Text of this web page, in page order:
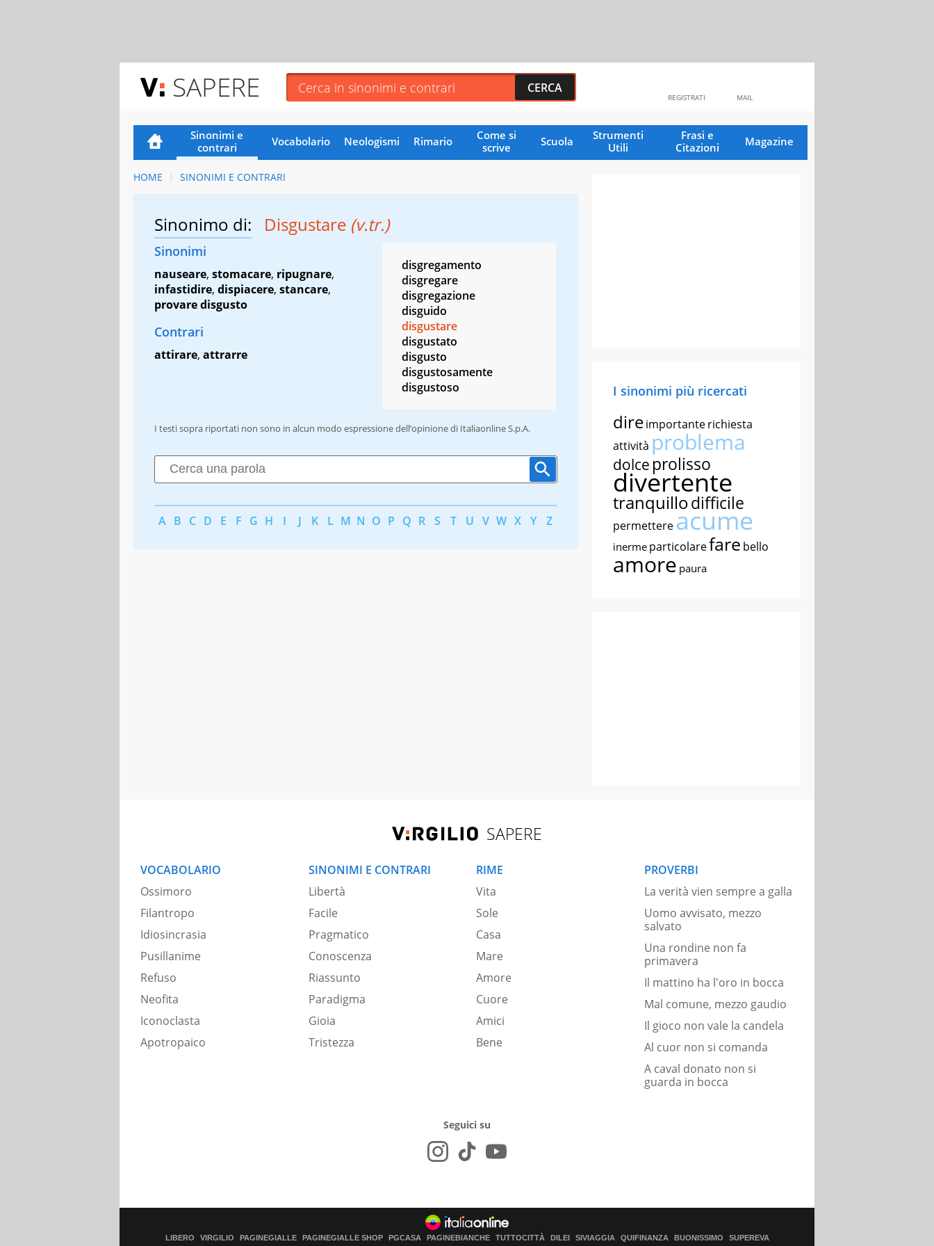
SAPERE MAIL
REGISTRATI
Sinonimi e
contrari
Vocabolario Neologismi Rimario
Come si
scrive
Scuola
Strumenti
Utili
Frasi e
Citazioni
Magazine
HOME SINONIMI E CONTRARI
Sinonimo di: Disgustare (v.tr.)
Sinonimi
nauseare, stomacare, ripugnare,
infastidire, dispiacere, stancare,
provare disgusto
Contrari
attirare, attrarre
disgregamento
disgregare
disgregazione
disguido
disgustare
disgustato
disgusto
disgustosamente
disgustoso
I testi sopra riportati non sono in alcun modo espressione dell’opinione di Italiaonline S.p.A.
A B C D E F G H I J K L M N O P Q R S T U V W X Y Z
I sinonimi più ricercati
direimportanterichiesta
attività problema
dolce prolisso
divertente
tranquillodifficile
permettereacume
inerme particolarefare bello
amore paura
SAPERE
VOCABOLARIO
Ossimoro
Filantropo
Idiosincrasia
Pusillanime
Refuso
Neofita
Iconoclasta
Apotropaico
SINONIMI E CONTRARI
Libertà
Facile
Pragmatico
Conoscenza
Riassunto
Paradigma
Gioia
Tristezza
RIME
Vita
Sole
Casa
Mare
Amore
Cuore
Amici
Bene
PROVERBI
La verità vien sempre a galla
Uomo avvisato, mezzo
salvato
Una rondine non fa
primavera
Il mattino ha l'oro in bocca
Mal comune, mezzo gaudio
Il gioco non vale la candela
Al cuor non si comanda
A caval donato non si
guarda in bocca
Seguici su
LIBERO VIRGILIO PAGINEGIALLE PAGINEGIALLE SHOP PGCASA PAGINEBIANCHE TUTTOCITTÀ DILEI SIVIAGGIA QUIFINANZA BUONISSIMO SUPEREVA